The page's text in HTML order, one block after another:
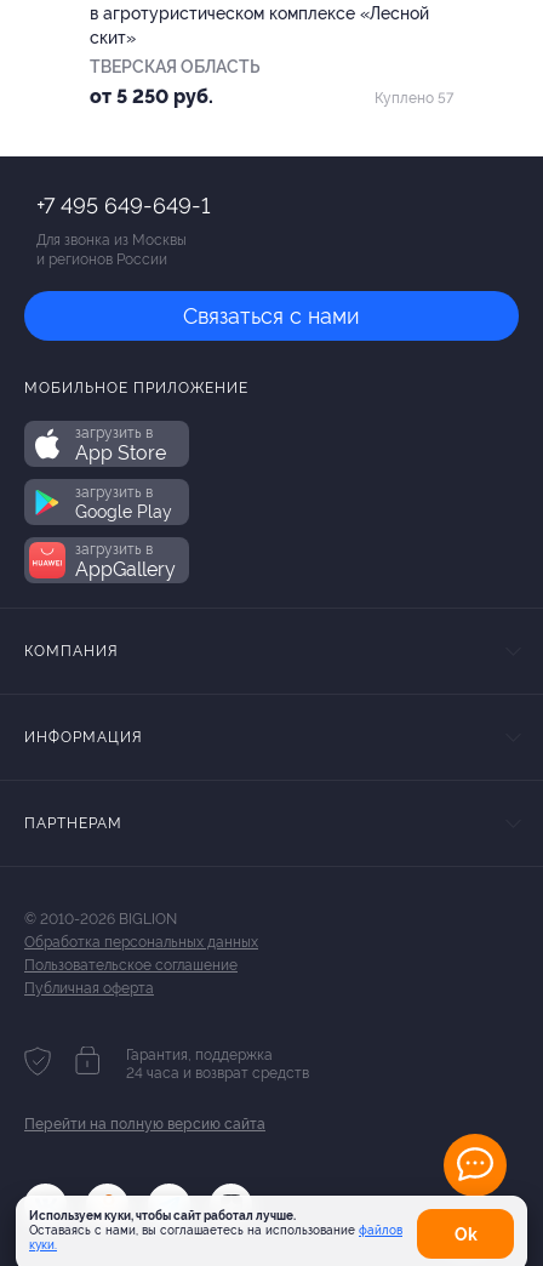
в агротуристическом комплексе «Лесной
скит»
ТВЕРСКАЯ ОБЛАСТЬ
от 5 250 руб. Куплено 57
Используем куки, чтобы сайт работал лучше.
Оставаясь с нами, вы соглашаетесь на использование файлов
куки.
Оk
+7 495 649-649-1
Для звонка из Москвы
и регионов России
Связаться с нами
МОБИЛЬНОЕ ПРИЛОЖЕНИЕ
загрузить в
App Store
загрузить в
Google Play
загрузить в
AppGallery
КОМПАНИЯ
ИНФОРМАЦИЯ
ПАРТНЕРАМ
© 2010-2026 BIGLION
Обработка персональных данных
Пользовательское соглашение
Публичная оферта
Гарантия, поддержка
24 часа и возврат средств
Перейти на полную версию сайта